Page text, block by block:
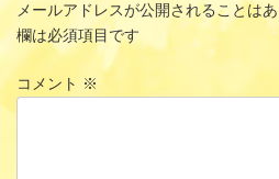
メールアドレスが公開されることはあ
欄は必須項目です
コメント ※